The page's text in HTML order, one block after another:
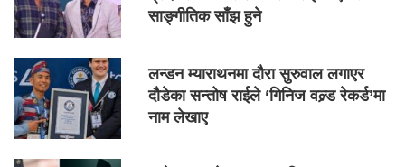
साङ्गीतिक साँझ हुने
लन्डन म्याराथनमा दौरा सुरुवाल लगाएर
दौडेका सन्तोष राईले ‘गिनिज वल्र्ड रेकर्ड’मा
नाम लेखाए